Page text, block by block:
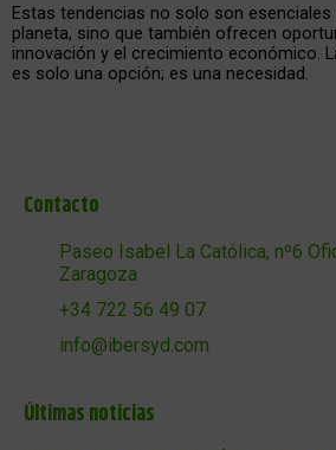
Estas tendencias no solo son
planeta, sino que también ofrecen
innovación y el crecimiento económico.
es solo una opción; es una necesidad.
Contacto
Paseo Isabel La Católica, nº6
Zaragoza
+34 722 56 49 07
info@ibersyd.com
Últimas noticias